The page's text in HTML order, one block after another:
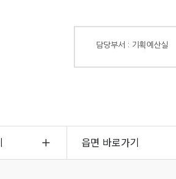
담당부서 : 기획예산실
읍면 바로가기